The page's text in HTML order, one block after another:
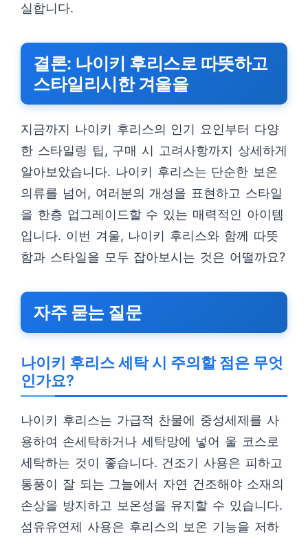
실합니다.
결론: 나이키 후리스로 따뜻하고
스타일리시한 겨울을
지금까지 나이키 후리스의 인기 요인부터 다양
한 스타일링 팁, 구매 시 고려사항까지 상세하게
알아보았습니다. 나이키 후리스는 단순한 보온
의류를 넘어, 여러분의 개성을 표현하고 스타일
을 한층 업그레이드할 수 있는 매력적인 아이템
입니다. 이번 겨울, 나이키 후리스와 함께 따뜻
함과 스타일을 모두 잡아보시는 것은 어떨까요?
자주 묻는 질문
나이키 후리스 세탁 시 주의할 점은 무엇
인가요?
나이키 후리스는 가급적 찬물에 중성세제를 사
용하여 손세탁하거나 세탁망에 넣어 울 코스로
세탁하는 것이 좋습니다. 건조기 사용은 피하고
통풍이 잘 되는 그늘에서 자연 건조해야 소재의
손상을 방지하고 보온성을 유지할 수 있습니다.
섬유유연제 사용은 후리스의 보온 기능을 저하